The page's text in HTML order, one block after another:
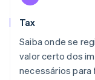
Tax
Saiba onde se
valor certo dos
necessários para
Noruega
English
Nova Zelândia